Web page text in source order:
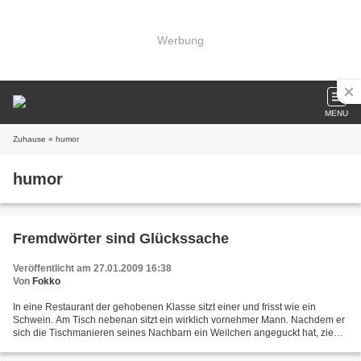
Werbung
MENU
Zuhause » humor
humor
Fremdwörter sind Glückssache
Veröffentlicht am 27.01.2009 16:38
Von Fokko
In eine Restaurant der gehobenen Klasse sitzt einer und frisst wie ein
Schwein. Am Tisch nebenan sitzt ein wirklich vornehmer Mann. Nachdem er
sich die Tischmanieren seines Nachbarn ein Weilchen angeguckt hat, zieht